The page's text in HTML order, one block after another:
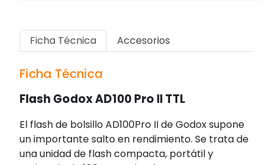
Ficha Técnica Accesorios
Ficha Técnica
Flash Godox AD100 Pro II TTL
El flash de bolsillo AD100Pro II de Godox supone
un importante salto en rendimiento. Se trata de
una unidad de flash compacta, portátil y